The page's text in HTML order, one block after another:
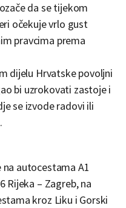
da se tijekom
očekuje vrlo gust
pravcima prema
dijelu Hrvatske povoljni
bi uzrokovati zastoje i
se izvode radovi ili
autocestama A1
Rijeka – Zagreb, na
kroz Liku i Gorski